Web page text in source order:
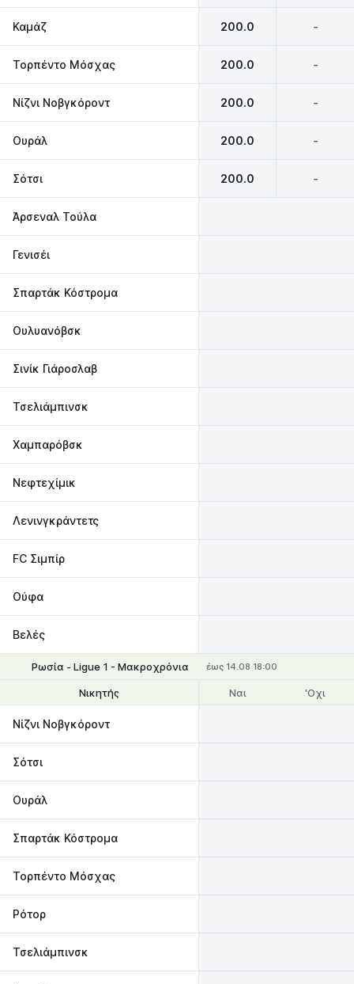
Καμάζ 200.0 -
Τορπέντο Μόσχας 200.0 -
Νίζνι Νοβγκόροντ 200.0 -
Ουράλ 200.0 -
Σότσι 200.0 -
Άρσεναλ Τούλα
Γενισέι
Σπαρτάκ Κόστρομα
Ουλυανόβσκ
Σινίκ Γιάροσλαβ
Τσελιάμπινσκ
Χαμπαρόβσκ
Νεφτεχίμικ
Λενινγκράντετς
FC Σιμπίρ
Ούφα
Βελές
Ρωσία - Ligue 1 - Μακροχρόνια έως 14.08 18:00
Νικητής Θέσεις 1-2
Ναι 'Οχι
Νίζνι Νοβγκόροντ
Σότσι
Ουράλ
Σπαρτάκ Κόστρομα
Τορπέντο Μόσχας
Ρότορ
Τσελιάμπινσκ